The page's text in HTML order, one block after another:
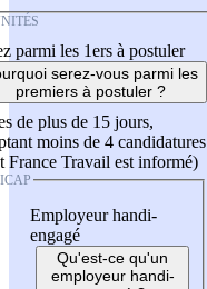
parmi les 1ers à postuler
serez-vous parmi les
premiers à postuler ?
de plus de 15 jours,
moins de 4 candidatures
France Travail est informé)
Employeur handi-
engagé
Qu'est-ce qu'un
employeur handi-